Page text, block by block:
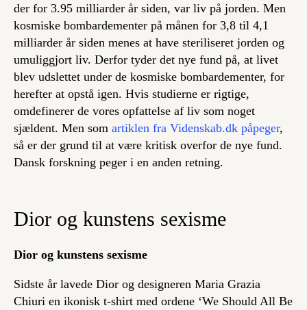
der for 3.95 milliarder år siden, var liv på jorden. Men
kosmiske bombardementer på månen for 3,8 til 4,1
milliarder år siden menes at have steriliseret jorden og
umuliggjort liv. Derfor tyder det nye fund på, at livet
blev udslettet under de kosmiske bombardementer, for
herefter at opstå igen. Hvis studierne er rigtige,
omdefinerer de vores opfattelse af liv som noget
sjældent. Men som artiklen fra Videnskab.dk påpeger,
så er der grund til at være kritisk overfor de nye fund.
Dansk forskning peger i en anden retning.
Dior og kunstens sexisme
Dior og kunstens sexisme
Sidste år lavede Dior og designeren Maria Grazia
Chiuri en ikonisk t-shirt med ordene ‘We Should All Be